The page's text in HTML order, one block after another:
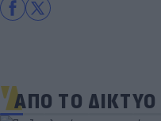
ΑΠΟ ΤΟ ΔΙΚΤΥΟ